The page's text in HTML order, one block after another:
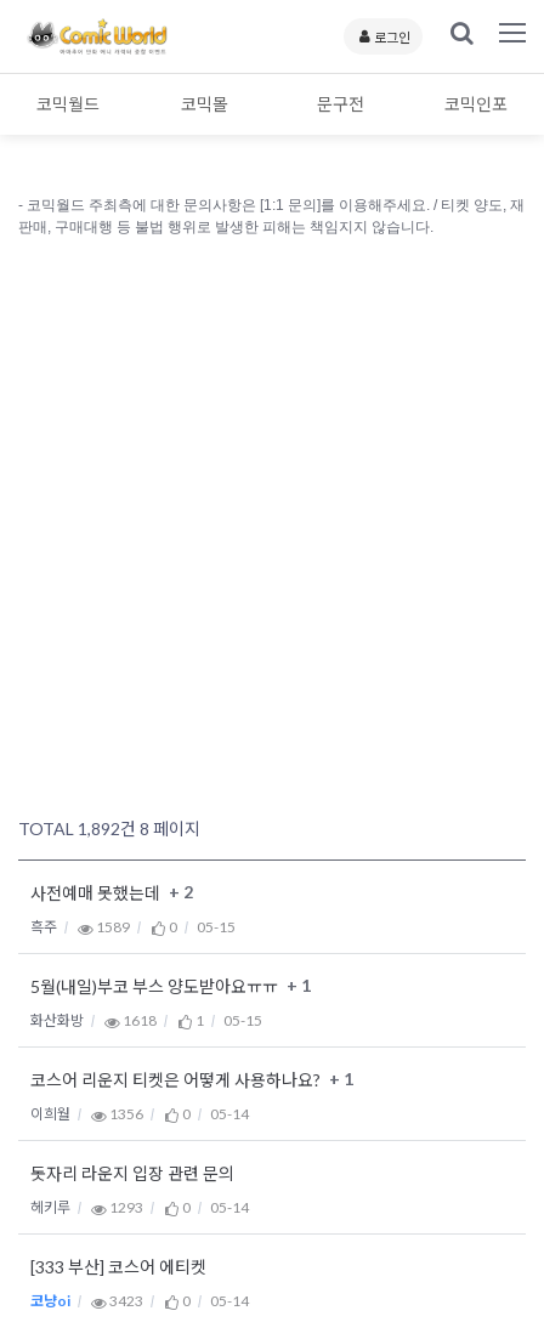
로그인
코믹월드 코믹몰 문구전 코믹인포
- 코믹월드 주최측에 대한 문의사항은 [1:1 문의]를 이용해주세요. / 티켓 양도, 재
판매, 구매대행 등 불법 행위로 발생한 피해는 책임지지 않습니다.
TOTAL 1,892건 8 페이지
사전예매 못했는데 + 2
흑주 1589 0 05-15
5월(내일)부코 부스 양도받아요ㅠㅠ + 1
화산화방 1618 1 05-15
코스어 리운지 티켓은 어떻게 사용하나요? + 1
이희월 1356 0 05-14
돗자리 라운지 입장 관련 문의
헤키루 1293 0 05-14
[333 부산] 코스어 에티켓
코냥oi 3423 0 05-14